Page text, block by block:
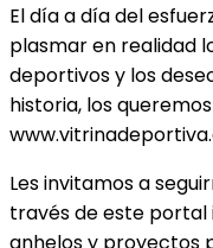
El día a día del
plasmar en realidad
deportivos y los
historia, los
Les invitamos a
través de este
anhelos y proyectos